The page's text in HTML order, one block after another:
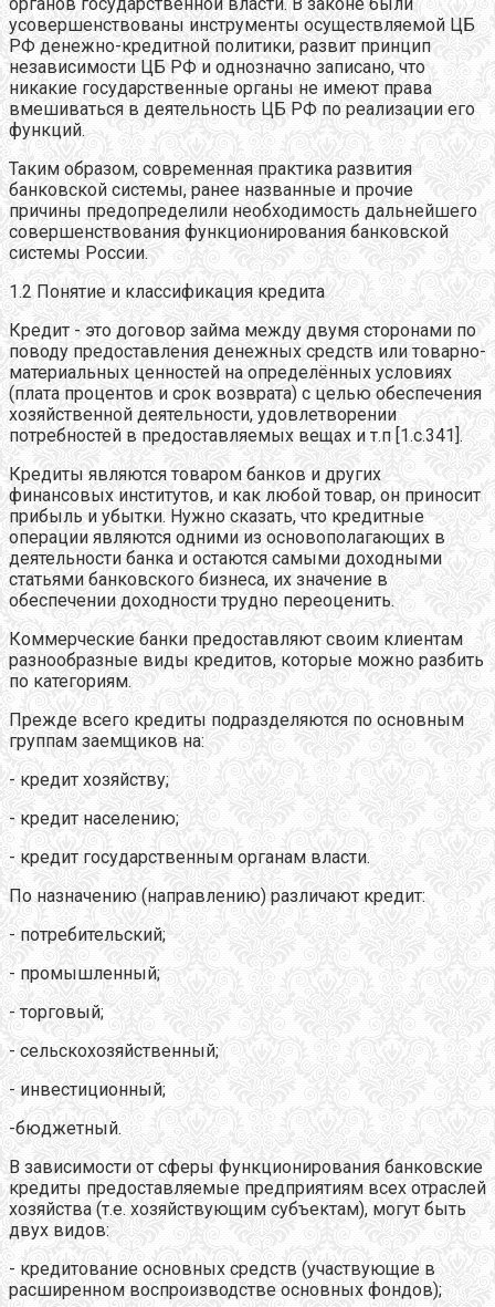
усовершенствованы инструменты осуществляемой ЦБ
РФ денежно-кредитной политики, развит принцип
независимости ЦБ РФ и однозначно записано, что
никакие государственные органы не имеют права
вмешиваться в деятельность ЦБ РФ по реализации его
функций.
Таким образом, современная практика развития
банковской системы, ранее названные и прочие
причины предопределили необходимость дальнейшего
совершенствования функционирования банковской
системы России.
1.2 Понятие и классификация кредита
Кредит - это договор займа между двумя сторонами по
поводу предоставления денежных средств или товарно-
материальных ценностей на определённых условиях
(плата процентов и срок возврата) с целью обеспечения
хозяйственной деятельности, удовлетворении
потребностей в предоставляемых вещах и т.п [1.c.341].
Кредиты являются товаром банков и других
финансовых институтов, и как любой товар, он приносит
прибыль и убытки. Нужно сказать, что кредитные
операции являются одними из основополагающих в
деятельности банка и остаются самыми доходными
статьями банковского бизнеса, их значение в
обеспечении доходности трудно переоценить.
Коммерческие банки предоставляют своим клиентам
разнообразные виды кредитов, которые можно разбить
по категориям.
Прежде всего кредиты подразделяются по основным
группам заемщиков на:
- кредит хозяйству;
- кредит населению;
- кредит государственным органам власти.
По назначению (направлению) различают кредит:
- потребительский;
- промышленный;
- торговый;
- сельскохозяйственный;
- инвестиционный;
-бюджетный.
В зависимости от сферы функционирования банковские
кредиты предоставляемые предприятиям всех отраслей
хозяйства (т.е. хозяйствующим субъектам), могут быть
двух видов:
- кредитование основных средств (участвующие в
расширенном воспроизводстве основных фондов);